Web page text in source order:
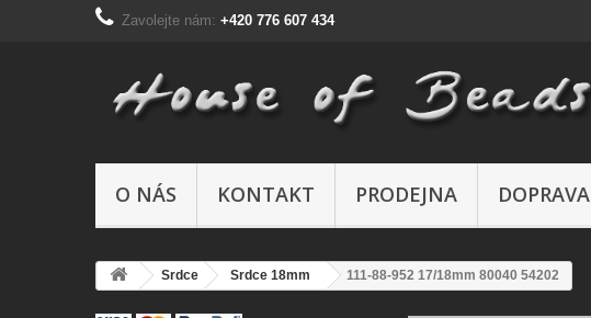
Zavolejte nám: +420 776 607 434
O NÁS KONTAKT PRODEJNA DOPRAVA
Srdce Srdce 18mm 111-88-952 17/18mm 80040 54202